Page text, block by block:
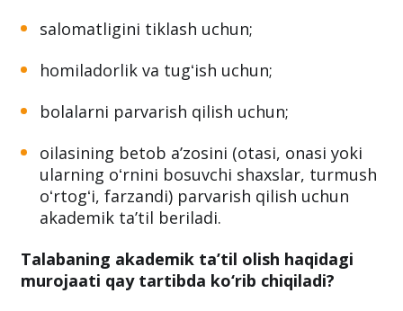
salomatligini tiklash uchun;
homiladorlik va tugʻish uchun;
bolalarni parvarish qilish uchun;
oilasining betob aʼzosini (otasi, onasi yoki
ularning oʻrnini bosuvchi shaxslar, turmush
oʻrtogʻi, farzandi) parvarish qilish uchun
akademik taʼtil beriladi.
Talabaning akademik ta’til olish haqidagi
murojaati qay tartibda ko‘rib chiqiladi?